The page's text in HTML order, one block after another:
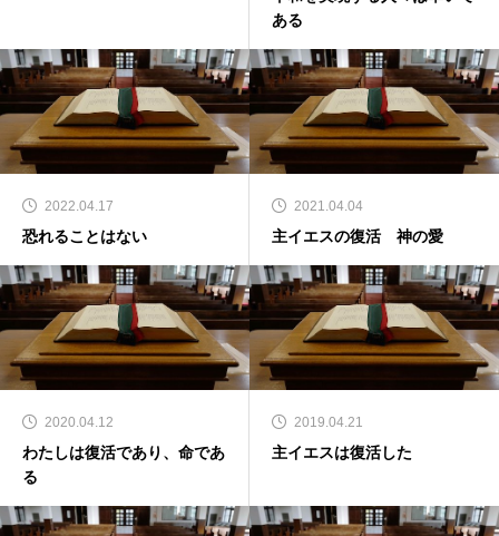
ある
2022.04.17
恐れることはない
2021.04.04
主イエスの復活 神の愛
2020.04.12
わたしは復活であり、命であ
る
2019.04.21
主イエスは復活した